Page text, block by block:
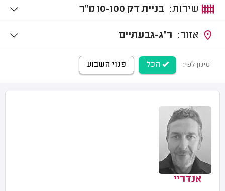
בניית דק 10-100 מ"ר
ר"ג-גבעתיים
סינון לפי: הכל פנוי השבוע
אנדריי